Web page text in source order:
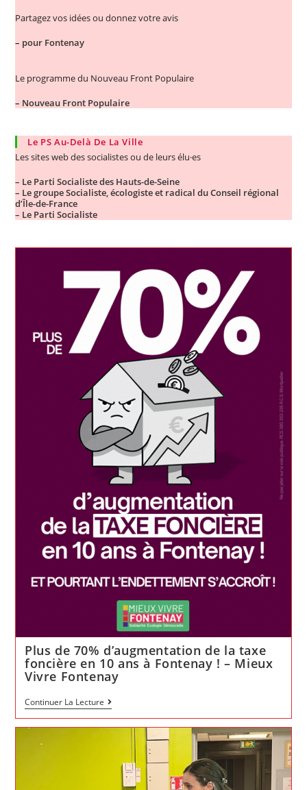
Partagez vos idées ou donnez votre avis
– pour Fontenay
Le programme du Nouveau Front Populaire
– Nouveau Front Populaire
Le PS Au-Delà De La Ville
Les sites web des socialistes ou de leurs élu·es
– Le Parti Socialiste des Hauts-de-Seine
– Le groupe Socialiste, écologiste et radical du Conseil régional
d’Île-de-France
– Le Parti Socialiste
Plus de 70% d’augmentation de la taxe
foncière en 10 ans à Fontenay ! – Mieux
Vivre Fontenay
Continuer La Lecture Plus
de
70%
d’augmentation
foncière
10